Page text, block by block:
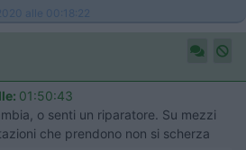
alle 00:18:22
01:50:43
o senti un riparatore. Su mezzi
che prendono non si scherza